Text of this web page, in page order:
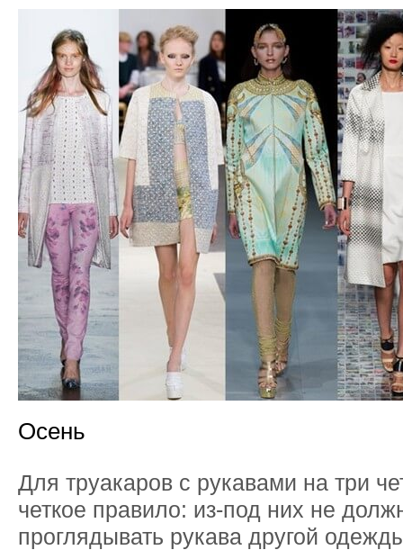
Осень
Для труакаров с рукавами на три
четкое правило: из-под них не
проглядывать рукава другой